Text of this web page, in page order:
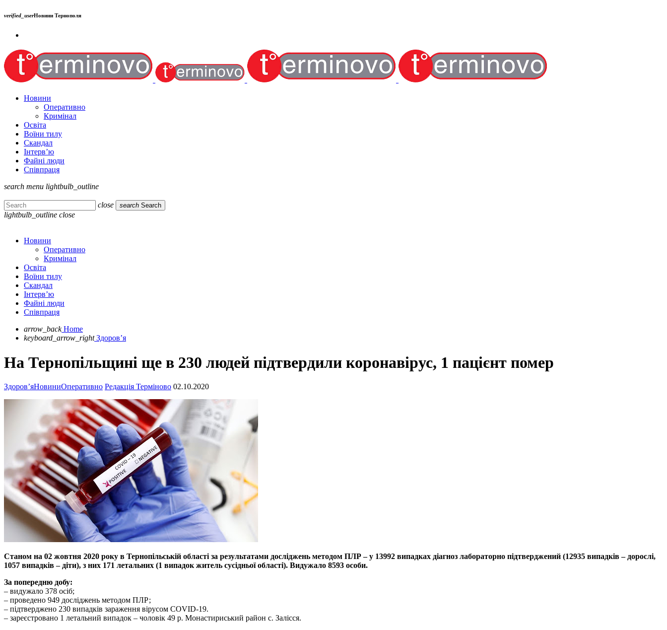
verified_userНовини Тернополя
Новини
Оперативно
Кримінал
Освіта
Воїни тилу
Скандал
Інтерв’ю
Файні люди
Співпраця
search menu lightbulb_outline
close search Search
lightbulb_outline close
Новини
Оперативно
Кримінал
Освіта
Воїни тилу
Скандал
Інтерв’ю
Файні люди
Співпраця
arrow_back Home
keyboard_arrow_right Здоров’я
На Тернопільщині ще в 230 людей підтвердили коронавірус, 1 пацієнт помер
Здоров’яНовиниОперативно Редакція Терміново 02.10.2020
Станом на 02 жовтня 2020 року в Тернопільській області за результатами досліджень методом ПЛР – у 13992 випадках діагноз лабораторно підтверджений (12935 випадків – дорослі,
1057 випадків – діти), з них 171 летальних (1 випадок житель сусідньої області). Видужало 8593 особи.
За попередню добу:
– видужало 378 осіб;
– проведено 949 досліджень методом ПЛР;
– підтверджено 230 випадків зараження вірусом COVID-19.
– зареєстровано 1 летальний випадок – чоловік 49 р. Монастириський район с. Залісся.